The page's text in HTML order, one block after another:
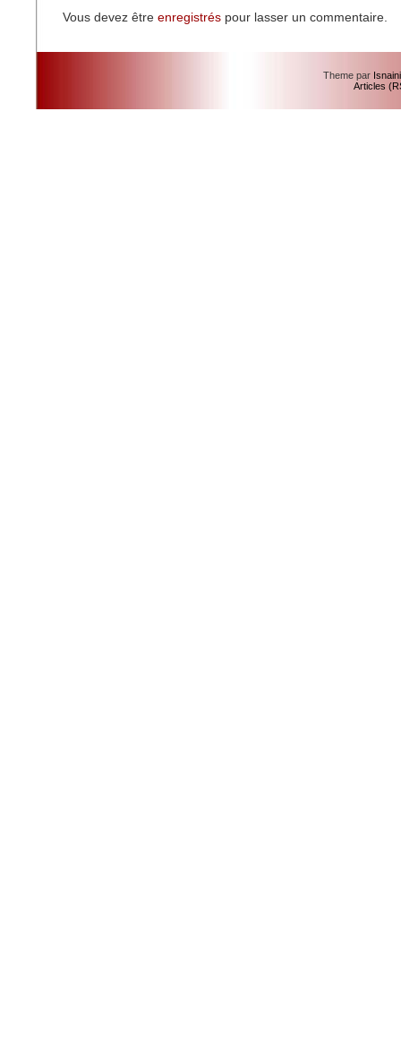
Vous devez être enregistrés pour lasser un commentaire.
Theme par
Articles